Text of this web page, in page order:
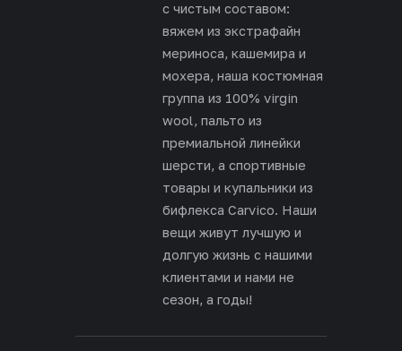
с чистым составом:
вяжем из экстрафайн
мериноса, кашемира и
мохера, наша костюмная
группа из 100% virgin
wool, пальто из
премиальной линейки
шерсти, а спортивные
товары и купальники из
бифлекса Carvico. Наши
вещи живут лучшую и
долгую жизнь с нашими
клиентами и нами не
сезон, а годы!